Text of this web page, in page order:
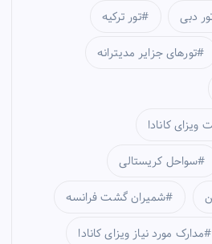
تور ترکیه دبی
تورهای جزایر مدیترانه
ویزای کانادا
سواحل کریستالی
شمیران گشت فرانسه
مدارک مورد نیاز ویزای کانادا